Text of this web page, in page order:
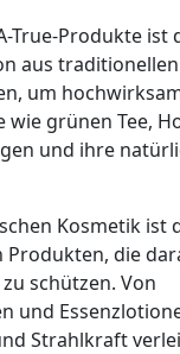
True-Produkte ist
aus traditionellen
um
grünen Tee,
und ihre
Kosmetik ist
Produkten, die
schützen. Von
und
Strahlkraft